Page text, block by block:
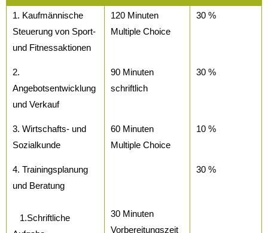
1. Kaufmännische
Steuerung von Sport-
und Fitnessaktionen
120 Minuten
Multiple Choice
30 %
2.
Angebotsentwicklung
und Verkauf
90 Minuten
schriftlich
30 %
3. Wirtschafts- und
Sozialkunde
60 Minuten
Multiple Choice
10 %
4. Trainingsplanung
und Beratung
1.Schriftliche
30 Minuten
Vorbereitungszeit
30 %